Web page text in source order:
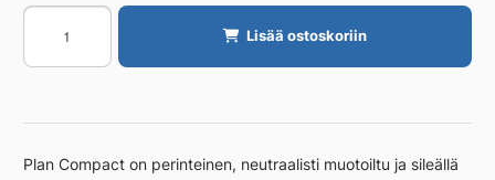
Radiaattori
PURMO
FC
Compact
900
Lisää ostoskoriin
Plan Compact on perinteinen, neutraalisti muotoiltu ja sileällä